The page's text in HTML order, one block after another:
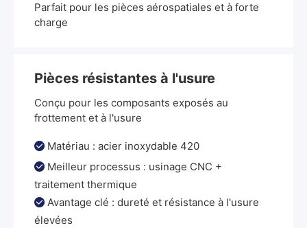
Parfait pour les pièces aérospatiales et à forte
charge
Pièces résistantes à l'usure
Conçu pour les composants exposés au
frottement et à l'usure
 Matériau : acier inoxydable 420
 Meilleur processus : usinage CNC +
traitement thermique
 Avantage clé : dureté et résistance à l'usure
élevées